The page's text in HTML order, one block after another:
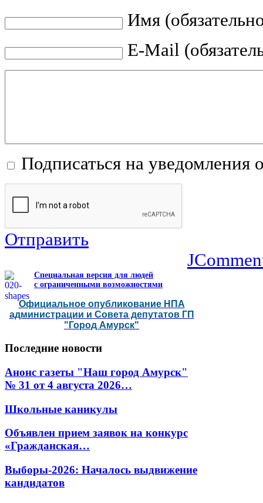
Имя
E-Mail
Подписаться на уведомления
Отправить
Специальная версия для людей
с ограниченными возможностями
Официальное опубликование НПА
администрации и Совета депутатов ГП
"Город Амурск"
Последние новости
Анонс газеты "Наш город Амурск"
№ 31 от 4 августа 2026…
Школьные каникулы
Объявлен прием заявок на конкурс
«Гражданская…
Выборы-2026: Началось выдвижение
кандидатов